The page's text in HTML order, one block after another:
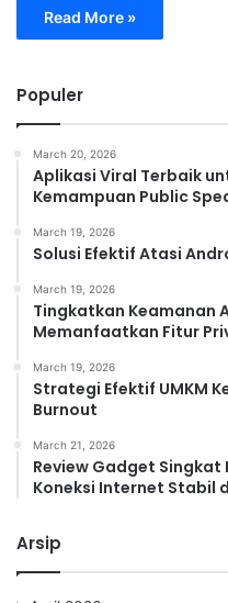
Read More »
Populer
March 20, 2026
Aplikasi Viral Terbaik
Kemampuan Public
March 19, 2026
Solusi Efektif Atasi
March 19, 2026
Tingkatkan Keamanan
Memanfaatkan Fitur
March 19, 2026
Strategi Efektif UMKM
Burnout
March 21, 2026
Review Gadget
Koneksi Internet Stabil
Arsip